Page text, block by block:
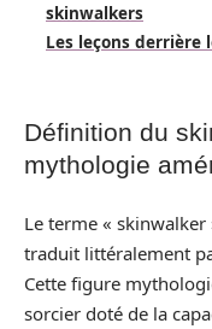
skinwalkers
Les leçons derrière
Définition du
mythologie
Le terme «
traduit littéralement
Cette figure
sorcier doté de la